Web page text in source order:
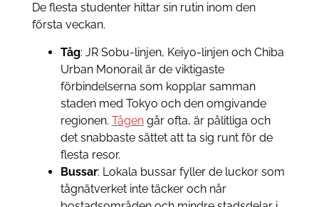
De flesta studenter hittar sin rutin inom den
första veckan.
Tåg: JR Sobu-linjen, Keiyo-linjen och Chiba
Urban Monorail är de viktigaste
förbindelserna som kopplar samman
staden med Tokyo och den omgivande
regionen. Tågengår ofta, är pålitliga och
det snabbaste sättet att ta sig runt för de
flesta resor.
Bussar: Lokala bussar fyller de luckor som
tågnätverket inte täcker och når